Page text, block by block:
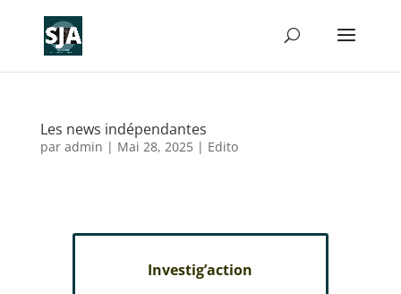
Les news indépendantes
par admin | Mai 28, 2025| Edito
Investig’action